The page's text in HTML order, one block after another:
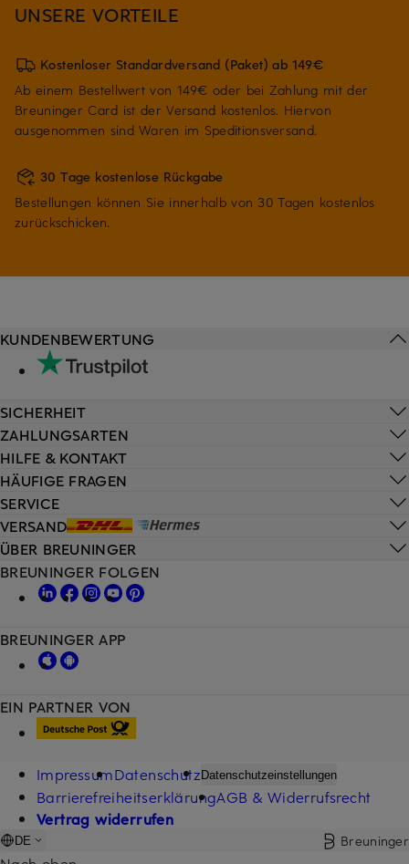
UNSERE VORTEILE
Kostenloser Standardversand (Paket) ab 149€
Ab einem Bestellwert von 149€ oder bei Zahlung mit der
Breuninger Card ist der Versand kostenlos. Hiervon
ausgenommen sind Waren im Speditionsversand.
30 Tage kostenlose Rückgabe
Bestellungen können Sie innerhalb von 30 Tagen kostenlos
zurückschicken.
HILFE & KONTAKT
HÄUFIGE FRAGEN
SERVICE
VERSAND
KUNDENBEWERTUNG
SICHERHEIT
ZAHLUNGSARTEN
ÜBER BREUNINGER
EIN PARTNER VON
BREUNINGER FOLGEN
BREUNINGER APP
ImpressumDatenschutzDatenschutzeinstellungen
BarrierefreiheitserklärungAGB & Widerrufsrecht
Vertrag widerrufen
DE Breuninger